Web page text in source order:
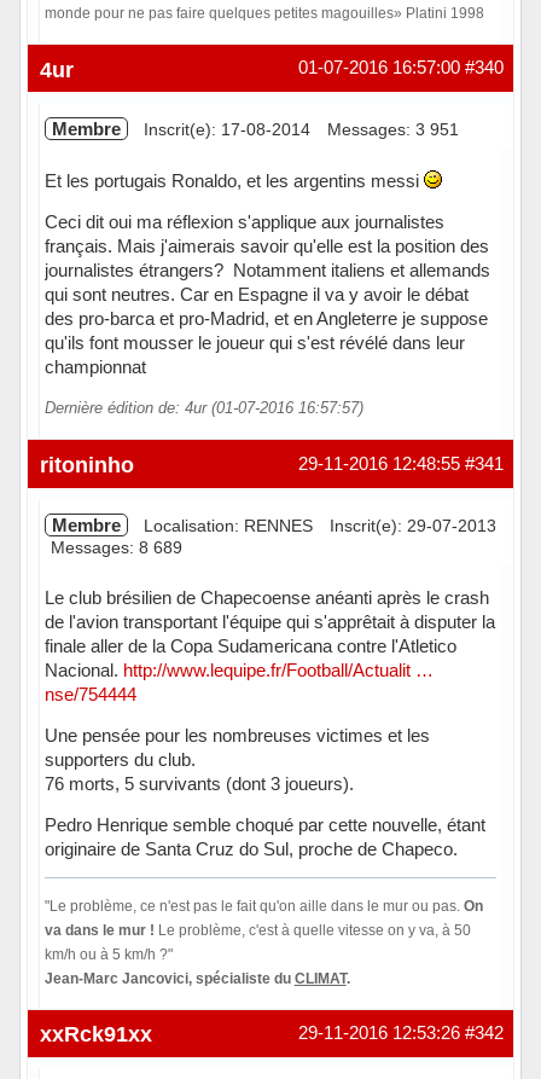
monde pour ne pas faire quelques petites magouilles» Platini 1998
Hors ligne #340
01-07-2016 16:57:00
4ur
Membre Inscrit(e): 17-08-2014 Messages: 3 951
Et les portugais Ronaldo, et les argentins messi
Ceci dit oui ma réflexion s'applique aux journalistes
français. Mais j'aimerais savoir qu'elle est la position des
journalistes étrangers? Notamment italiens et allemands
qui sont neutres. Car en Espagne il va y avoir le débat
des pro-barca et pro-Madrid, et en Angleterre je suppose
qu'ils font mousser le joueur qui s'est révélé dans leur
championnat
Dernière édition de: 4ur (01-07-2016 16:57:57)
Hors ligne #341
29-11-2016 12:48:55
ritoninho
Membre Localisation: RENNES
Inscrit(e): 29-07-2013
Messages: 8 689
Le club brésilien de Chapecoense anéanti après le crash
de l'avion transportant l'équipe qui s'apprêtait à disputer la
finale aller de la Copa Sudamericana contre l'Atletico
Nacional. http://www.lequipe.fr/Football/Actualit …
nse/754444
Une pensée pour les nombreuses victimes et les
supporters du club.
76 morts, 5 survivants (dont 3 joueurs).
Pedro Henrique semble choqué par cette nouvelle, étant
originaire de Santa Cruz do Sul, proche de Chapeco.
"Le problème, ce n'est pas le fait qu'on aille dans le mur ou pas. On
va dans le mur ! Le problème, c'est à quelle vitesse on y va, à 50
km/h ou à 5 km/h ?"
Jean-Marc Jancovici, spécialiste du CLIMAT.
En ligne #342
29-11-2016 12:53:26
xxRck91xx